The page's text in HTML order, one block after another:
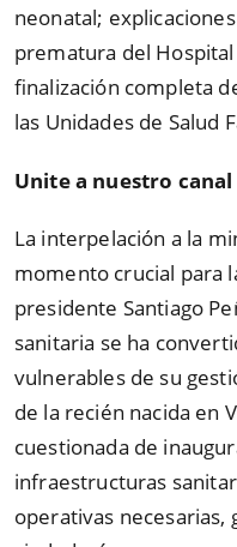
neonatal;
prematura del
finalización completa
las Unidades de Salud
Unite a nuestro
La interpelación a la
momento crucial para
presidente Santiago
sanitaria se ha
vulnerables de su
de la recién nacida en
cuestionada de
infraestructuras
operativas necesarias,